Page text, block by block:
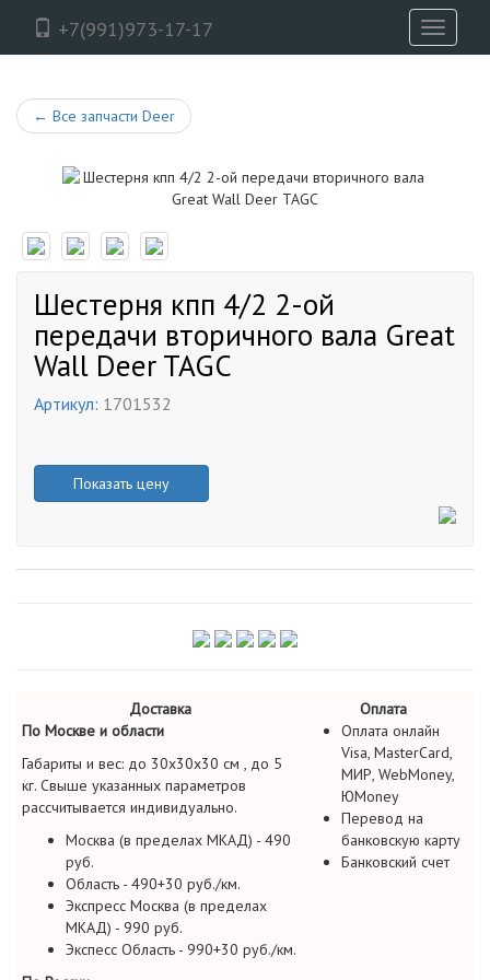
+7(991)973-17-17
Toggle
← Все запчасти Deer
Шестерня кпп 4/2 2-ой
передачи вторичного вала Great
Wall Deer TAGC
Артикул: 1701532
Показать цену
Доставка
Оплата
По Москве и области
Габариты и вес: до 30х30х30 см , до 5
кг. Свыше указанных параметров
рассчитывается индивидуально.
Москва (в пределах МКАД) - 490
руб.
Область - 490+30 руб./км.
Экспресс Москва (в пределах
МКАД) - 990 руб.
Экспесс Область - 990+30 руб./км.
Оплата онлайн
Visa, MasterCard,
МИР, WebMoney,
ЮMoney
Перевод на
банковскую карту
Банковский счет